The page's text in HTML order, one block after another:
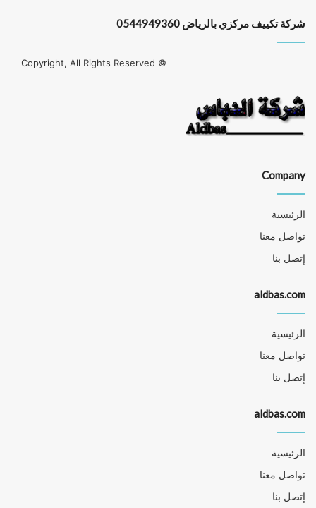
شركة تكييف مركزي بالرياض 0544949360
© Copyright, All Rights Reserved
Company
الرئيسية
تواصل معنا
إتصل بنا
aldbas.com
الرئيسية
تواصل معنا
إتصل بنا
aldbas.com
الرئيسية
تواصل معنا
إتصل بنا